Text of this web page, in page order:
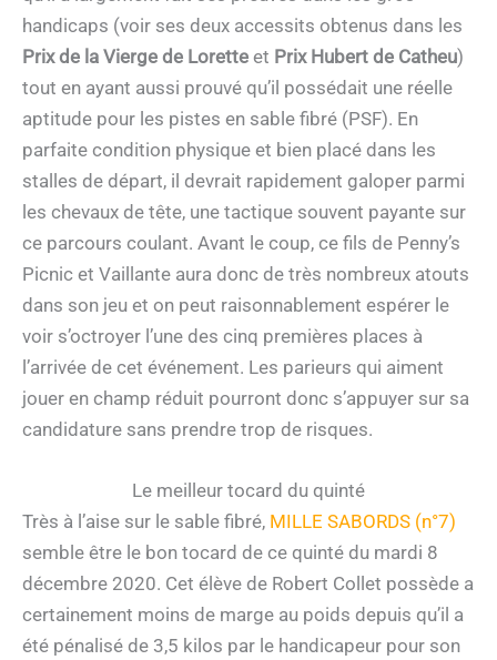
handicaps (voir ses deux accessits obtenus dans les
Prix de la Vierge de Lorette et Prix Hubert de Catheu)
tout en ayant aussi prouvé qu’il possédait une réelle
aptitude pour les pistes en sable fibré (PSF). En
parfaite condition physique et bien placé dans les
stalles de départ, il devrait rapidement galoper parmi
les chevaux de tête, une tactique souvent payante sur
ce parcours coulant. Avant le coup, ce fils de Penny’s
Picnic et Vaillante aura donc de très nombreux atouts
dans son jeu et on peut raisonnablement espérer le
voir s’octroyer l’une des cinq premières places à
l’arrivée de cet événement. Les parieurs qui aiment
jouer en champ réduit pourront donc s’appuyer sur sa
candidature sans prendre trop de risques.
Le meilleur tocard du quinté
Très à l’aise sur le sable fibré, MILLE SABORDS (n°7)
semble être le bon tocard de ce quinté du mardi 8
décembre 2020. Cet élève de Robert Collet possède a
certainement moins de marge au poids depuis qu’il a
été pénalisé de 3,5 kilos par le handicapeur pour son